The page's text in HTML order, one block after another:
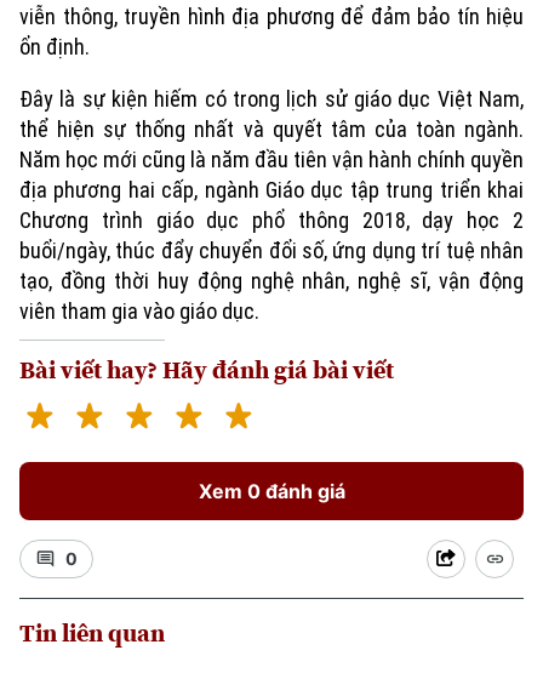
viễn thông, truyền hình địa phương để đảm bảo tín hiệu
ổn định.
Đây là sự kiện hiếm có trong lịch sử giáo dục Việt Nam,
thể hiện sự thống nhất và quyết tâm của toàn ngành.
Năm học mới cũng là năm đầu tiên vận hành chính quyền
địa phương hai cấp, ngành Giáo dục tập trung triển khai
Chương trình giáo dục phổ thông 2018, dạy học 2
buổi/ngày, thúc đẩy chuyển đổi số, ứng dụng trí tuệ nhân
tạo, đồng thời huy động nghệ nhân, nghệ sĩ, vận động
viên tham gia vào giáo dục.
Bài viết hay? Hãy đánh giá bài viết
Xem 0 đánh giá
0
Tin liên quan